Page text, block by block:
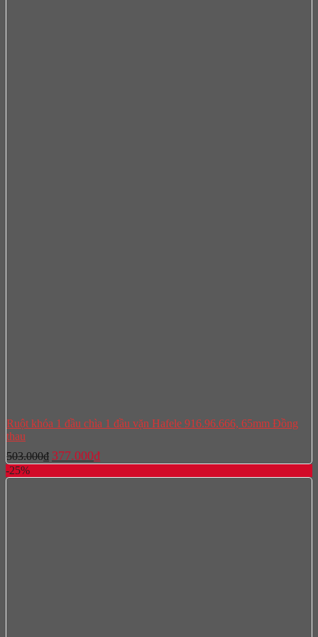
Ruột khóa 1 đầu chìa 1 đầu vặn Hafele 916.96.666, 65mm Đồng
thau
503.000₫ Giá
gốc
là:
377.000₫Giá
hiện
tại
-25%